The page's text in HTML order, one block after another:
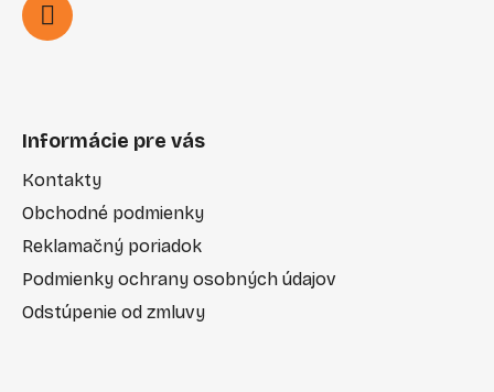
Informácie pre vás
Kontakty
Obchodné podmienky
Reklamačný poriadok
Podmienky ochrany osobných údajov
Odstúpenie od zmluvy